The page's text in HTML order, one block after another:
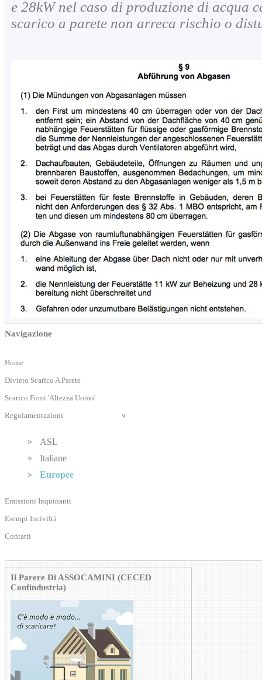
e 28kW nel caso di produzione di acqua
scarico a parete non arreca rischio o
Navigazione
Home
Divieto Scarico A Parete
Scarico Fumi 'Altezza Uomo'
Regolamentazioni
ASL
Italiane
Europee
Emissioni Inquinanti
Esempi Inciviltà
Contatti
Il Parere Di ASSOCAMINI (CECED
Confindustria)